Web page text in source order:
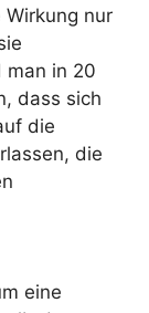
nur
man in 20
dass sich
die
die
eine